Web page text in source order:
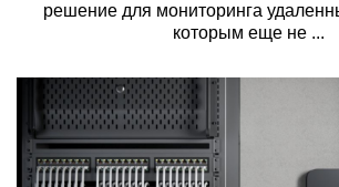
решение для мониторинга
которым еще не ...